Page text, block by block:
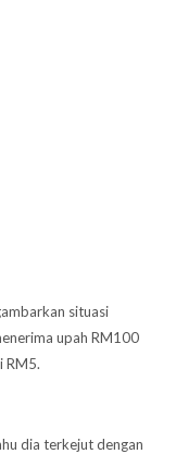
situasi
upah RM100
RM5.
dia terkejut dengan